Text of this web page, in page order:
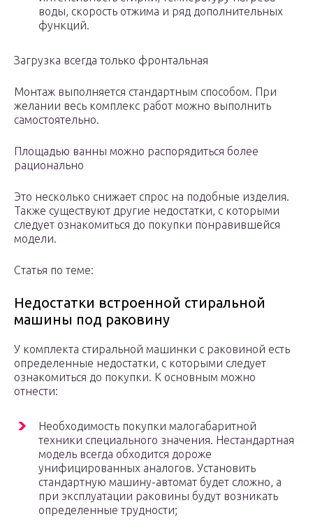
воды, скорость отжима и ряд дополнительных
функций.
Загрузка всегда только фронтальная
Монтаж выполняется стандартным способом. При
желании весь комплекс работ можно выполнить
самостоятельно.
Площадью ванны можно распорядиться более
рационально
Это несколько снижает спрос на подобные изделия.
Также существуют другие недостатки, с которыми
следует ознакомиться до покупки понравившейся
модели.
Статья по теме:
Недостатки встроенной стиральной
машины под раковину
У комплекта стиральной машинки с раковиной есть
определенные недостатки, с которыми следует
ознакомиться до покупки. К основным можно
отнести:
Необходимость покупки малогабаритной
техники специального значения. Нестандартная
модель всегда обходится дороже
унифицированных аналогов. Установить
стандартную машину-автомат будет сложно, а
при эксплуатации раковины будут возникать
определенные трудности;